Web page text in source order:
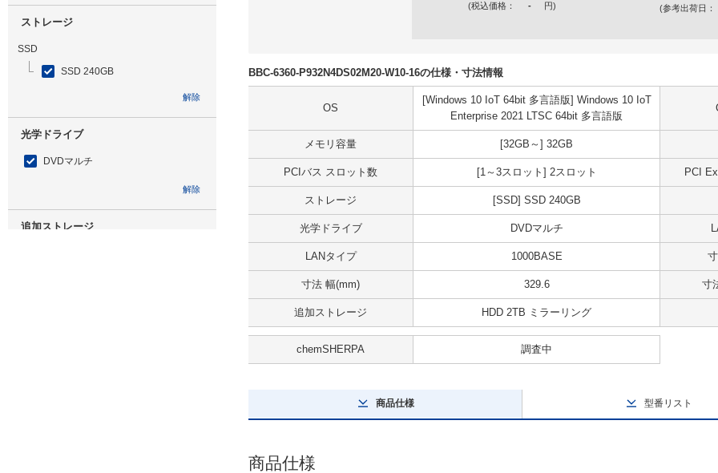
ストレージ
SSD
SSD 240GB
解除
光学ドライブ
DVDマルチ
解除
追加ストレージ
(税込価格： - 円) (参考出荷日：
BBC-6360-P932N4DS02M20-W10-16の仕様・寸法情報
OS
[Windows 10 IoT 64bit 多言語版] Windows 10 IoT
Enterprise 2021 LTSC 64bit 多言語版
メモリ容量 [32GB～] 32GB
PCIバス スロット数 [1～3スロット] 2スロット PCI
ストレージ [SSD] SSD 240GB
光学ドライブ DVDマルチ
LANタイプ 1000BASE
寸法 幅(mm) 329.6 寸
追加ストレージ HDD 2TB ミラーリング
chemSHERPA 調査中
商品仕様 型番リスト
商品仕様